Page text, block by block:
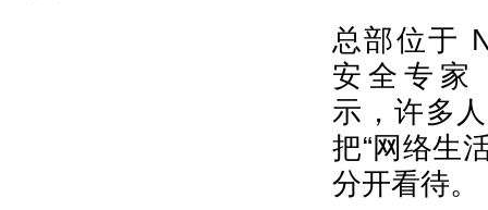
总部位于
安全专家
示，许多
把“网络生
分开看待。